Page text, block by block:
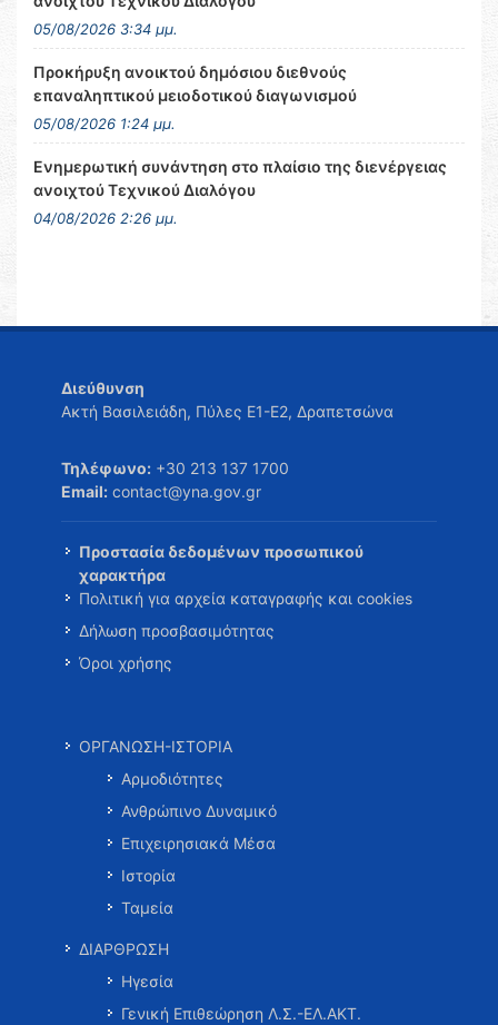
05/08/2026 3:34 μμ.
Προκήρυξη ανοικτού δημόσιου διεθνούς
επαναληπτικού μειοδοτικού διαγωνισμού
05/08/2026 1:24 μμ.
Ενημερωτική συνάντηση στο πλαίσιο της διενέργειας
ανοιχτού Τεχνικού Διαλόγου
04/08/2026 2:26 μμ.
Διεύθυνση
Ακτή Βασιλειάδη, Πύλες Ε1-Ε2, Δραπετσώνα
Τηλέφωνο: +30 213 137 1700
Email: contact@yna.gov.gr
Προστασία δεδομένων προσωπικού
χαρακτήρα
Πολιτική για αρχεία καταγραφής και cookies
Δήλωση προσβασιμότητας
Όροι χρήσης
ΟΡΓΑΝΩΣΗ-ΙΣΤΟΡΙΑ
Αρμοδιότητες
Ανθρώπινο Δυναμικό
Επιχειρησιακά Μέσα
Ιστορία
Ταμεία
ΔΙΑΡΘΡΩΣΗ
Ηγεσία
Γενική Επιθεώρηση Λ.Σ.-ΕΛ.ΑΚΤ.